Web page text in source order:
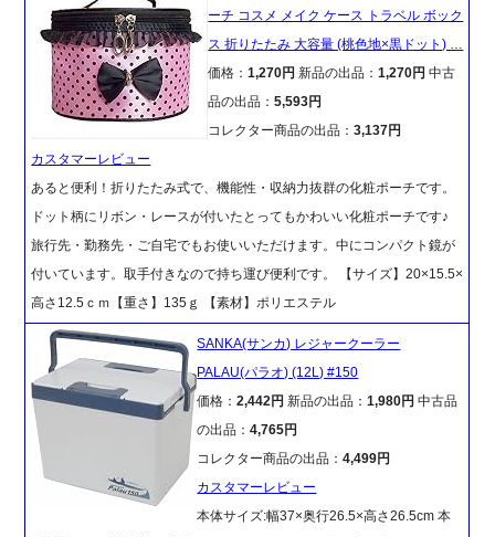
ーチ コスメ メイク ケース トラベル ボック
ス 折りたたみ 大容量 (桃色地×黒ドット) …
価格：1,270円新品の出品：1,270円 中古
品の出品：5,593円
コレクター商品の出品：3,137円
カスタマーレビュー
あると便利！折りたたみ式で、機能性・収納力抜群の化粧ポーチです。
ドット柄にリボン・レースが付いたとってもかわいい化粧ポーチです♪
旅行先・勤務先・ご自宅でもお使いいただけます。中にコンパクト鏡が
付いています。取手付きなので持ち運び便利です。 【サイズ】20×15.5×
高さ12.5ｃｍ【重さ】135ｇ 【素材】ポリエステル
SANKA(サンカ) レジャークーラー
PALAU(パラオ) (12L) #150
価格：2,442円新品の出品：1,980円 中古品
の出品：4,765円
コレクター商品の出品：4,499円
カスタマーレビュー
本体サイズ:幅37×奥行26.5×高さ26.5cm 本